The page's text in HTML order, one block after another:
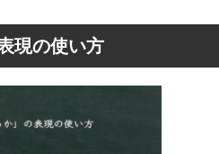
現の使い方